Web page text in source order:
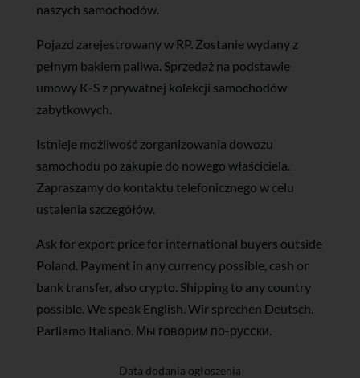
naszych samochodów.
Pojazd zarejestrowany w RP. Zostanie wydany z
pełnym bakiem paliwa. Sprzedaż na podstawie
umowy K-S z prywatnej kolekcji samochodów
zabytkowych.
Istnieje możliwość zorganizowania dowozu
samochodu po zakupie do nowego właściciela.
Zapraszamy do kontaktu telefonicznego w celu
ustalenia szczegółów.
Ask for export price for international buyers outside
Poland. Payment in any currency possible, cash or
bank transfer, also crypto. Shipping to any country
possible. We speak English. Wir sprechen Deutsch.
Parliamo Italiano. Мы говорим по-русски.
Data dodania ogłoszenia